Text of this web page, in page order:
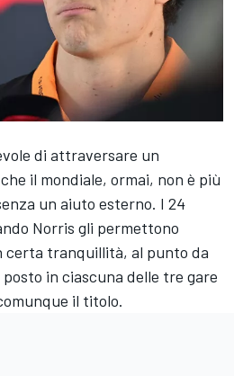
di attraversare un
il mondiale, ormai, non è più
un aiuto esterno. I 24
Norris gli permettono
tranquillità, al punto da
in ciascuna delle tre gare
il titolo.